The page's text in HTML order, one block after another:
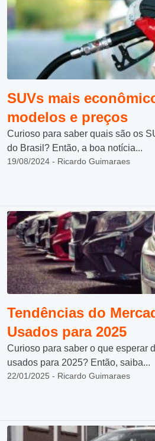
SUVs mais
modelos e preços
Curioso para saber quais são os
do Brasil? Então, a boa notícia...
19/08/2024 - Ricardo Guimaraes
Tendências do
Usados para 2025
Curioso para saber o que esperar
usados para 2025? Então, saiba...
22/01/2025 - Ricardo Guimaraes